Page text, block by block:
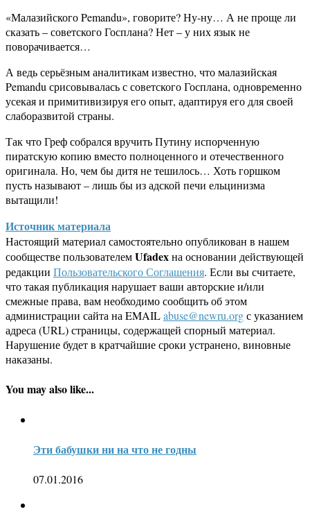
«Малазийского Pemandu», говорите? Ну-ну… А не проще ли
сказать – советского Госплана? Нет – у них язык не
поворачивается…
А ведь серьёзным аналитикам известно, что малазийская
Pemandu срисовывалась с советского Госплана, одновременно
усекая и примитивизируя его опыт, адаптируя его для своей
слаборазвитой страны.
Так что Греф собрался вручить Путину испорченную
пиратскую копию вместо полноценного и отечественного
оригинала. Но, чем бы дитя не тешилось… Хоть горшком
пусть называют – лишь бы из адской печи ельцинизма
вытащили!
Источник материала
Настоящий материал самостоятельно опубликован в нашем
сообществе пользователемUfadexна основании действующей
редакции Пользовательского Соглашения. Если вы считаете,
что такая публикация нарушает ваши авторские и/или
смежные права, вам необходимо сообщить об этом
администрации сайта на EMAILabuse@newru.orgс указанием
адреса (URL) страницы, содержащей спорный материал.
Нарушение будет в кратчайшие сроки устранено, виновные
наказаны.
You may also like...
Эти бабушки ни на что не годны
07.01.2016